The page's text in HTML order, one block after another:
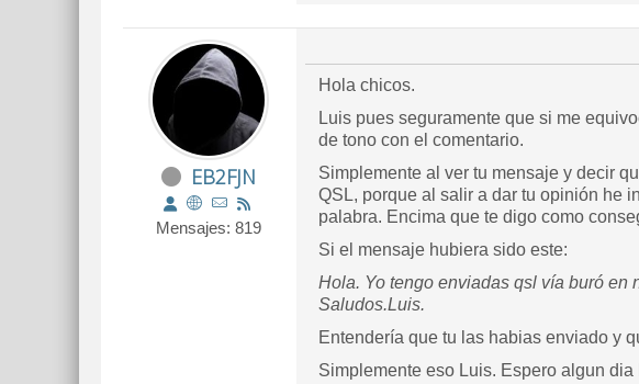
EB2FJN
Mensajes: 819
Hola chicos.
Luis pues seguramente que si me
de tono con el comentario.
Simplemente al ver tu mensaje y decir
QSL, porque al salir a dar tu opinión he
palabra. Encima que te digo como
Si el mensaje hubiera sido este:
Hola. Yo tengo enviadas qsl vía buró en
Saludos.Luis.
Entendería que tu las habias enviado y
Simplemente eso Luis. Espero algun